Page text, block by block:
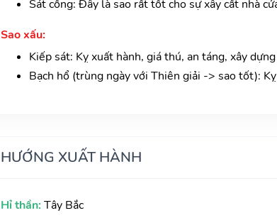
Sát cống: Đây là sao rất tốt cho sự xây cất nhà
Sao xấu:
Kiếp sát: Kỵ xuất hành, giá thú, an táng, xây dựng
Bạch hổ (trùng ngày với Thiên giải -> sao tốt):
HƯỚNG XUẤT HÀNH
Hỉ thần: Tây Bắc